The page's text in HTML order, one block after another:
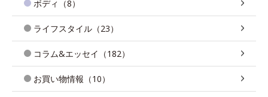
ボディ（8）
ライフスタイル（23）
コラム&エッセイ（182）
お買い物情報（10）